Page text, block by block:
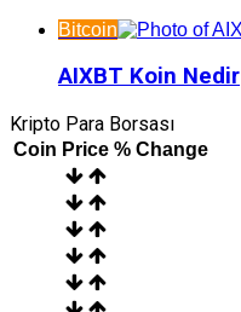
Bitcoin
AIXBT Koin Nedir
Kripto Para Borsası
Coin Price % Change